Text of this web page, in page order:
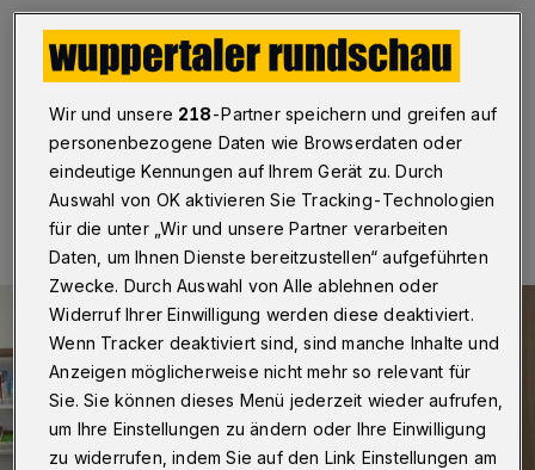
Wuppertal·Der Wuppertaler Peter-Hammer-Verlag
und die Stadtbibliothek setzten ihre Zusammenarbeit
fort und bauen sie aus.
02.08.2024 , 15:39 Uhr Eine Minute Lesezeit
Wir und unsere 218-Partner speichern und greifen auf
personenbezogene Daten wie Browserdaten oder
eindeutige Kennungen auf Ihrem Gerät zu. Durch
Auswahl von OK aktivieren Sie Tracking-Technologien
für die unter „Wir und unsere Partner verarbeiten
Daten, um Ihnen Dienste bereitzustellen“ aufgeführten
Zwecke. Durch Auswahl von Alle ablehnen oder
Widerruf Ihrer Einwilligung werden diese deaktiviert.
Wenn Tracker deaktiviert sind, sind manche Inhalte und
Anzeigen möglicherweise nicht mehr so relevant für
Sie. Sie können dieses Menü jederzeit wieder aufrufen,
um Ihre Einstellungen zu ändern oder Ihre Einwilligung
zu widerrufen, indem Sie auf den Link Einstellungen am